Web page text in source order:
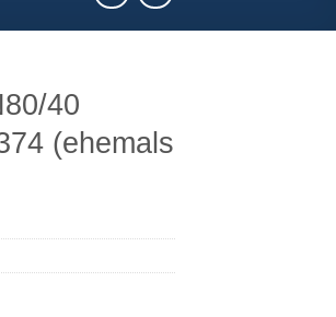
40
(ehemals